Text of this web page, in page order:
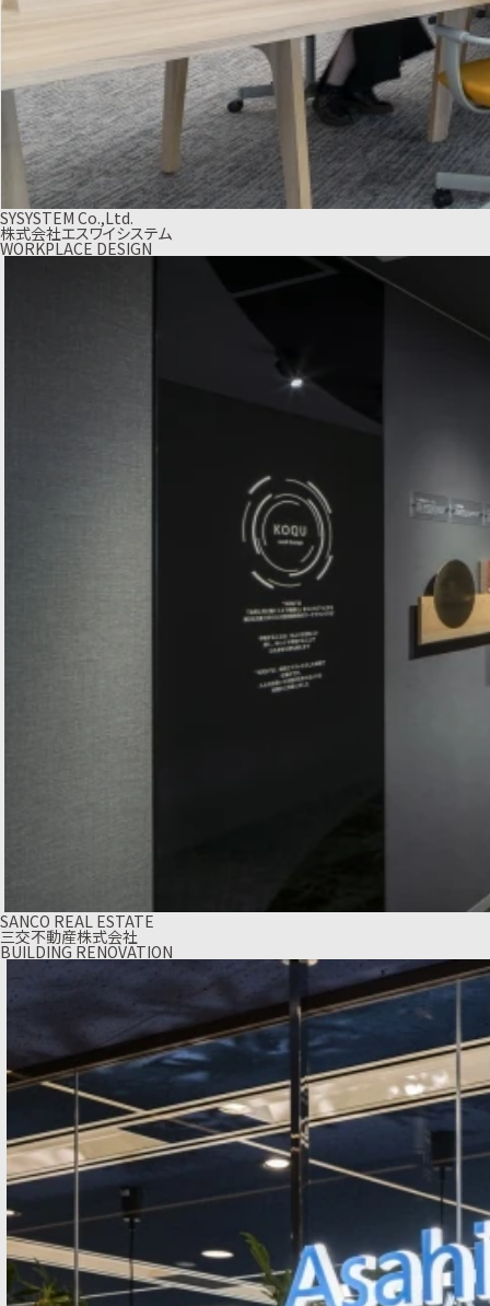
SYSYSTEM Co.,Ltd.
株式会社エスワイシステム
WORKPLACE DESIGN
SANCO REAL ESTATE
三交不動産株式会社
BUILDING RENOVATION